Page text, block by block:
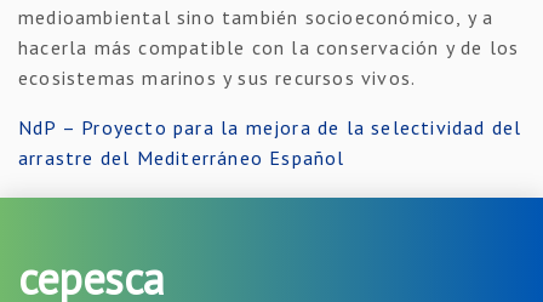
medioambiental sino también socioeconómico, y a
hacerla más compatible con la conservación y de los
ecosistemas marinos y sus recursos vivos.
NdP – Proyecto para la mejora de la selectividad del
arrastre del Mediterráneo Español
cepesca